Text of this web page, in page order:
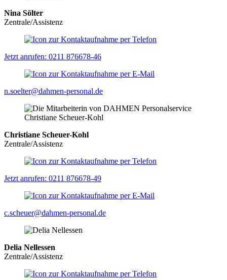
Nina Sölter
Zentrale/Assistenz
Jetzt anrufen: 0211 876678-46
n.soelter@dahmen-personal.de
Christiane Scheuer-Kohl
Zentrale/Assistenz
Jetzt anrufen: 0211 876678-49
c.scheuer@dahmen-personal.de
Delia Nellessen
Zentrale/Assistenz